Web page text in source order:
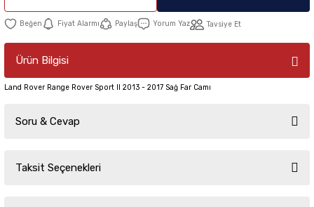
Fiyat Alarmı Paylaş Yorum Yaz Tavsiye Et
Ürün Bilgisi
Land Rover Range Rover Sport II 2013 - 2017 Sağ Far Camı
Soru & Cevap
Ürün hakkında henüz soru sorulmamış.
Taksit Seçenekleri